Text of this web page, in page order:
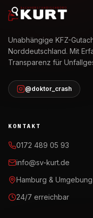
Unabhängige KFZ-
Norddeutschland. Mit
Transparenz für
@doktor_crash
KONTAKT
0172 489 05 93
info@sv-kurt.de
Hamburg & Umgebung
24/7 erreichbar